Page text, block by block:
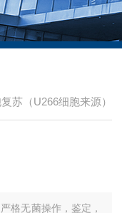
苏（U266细胞来源）
格无菌操作，鉴定，